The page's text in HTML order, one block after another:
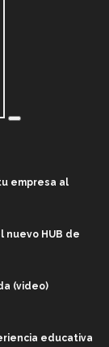
empresa al
nuevo HUB de
(video)
educativa